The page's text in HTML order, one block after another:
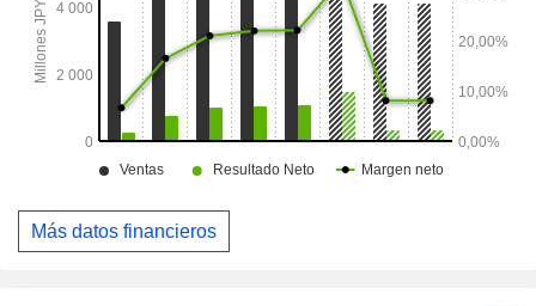
Más datos financieros